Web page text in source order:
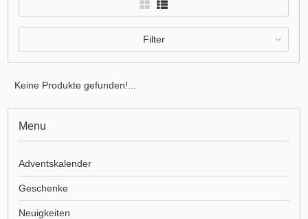
Filter
Keine Produkte gefunden!...
Menu
Adventskalender
Geschenke
Neuigkeiten